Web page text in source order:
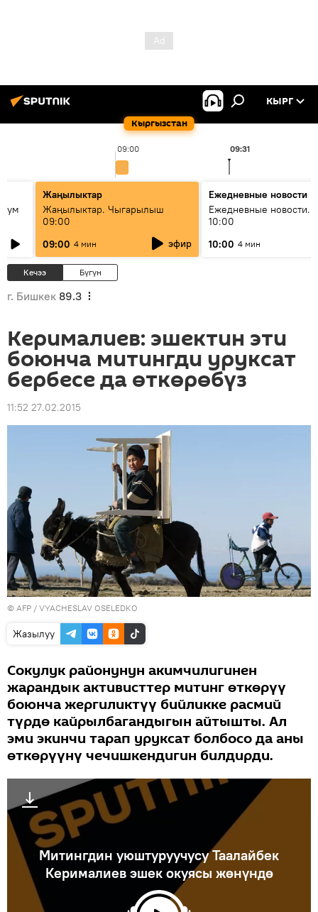
Кыргызстан
КЫРГ
09:00 09:31
Жаңылыктар
Жаңылыктар. Чыгарылыш
09:00
09:00 4 мин эфир
Ежедневные новости
Ежедневные новости.
10:00
10:00 4 мин
Кечээ Бүгүн
г. Бишкек 89.3
Керималиев: эшектин эти
боюнча митингди уруксат
бербесе да өткөрөбүз
11:52 27.02.2015
© AFP / VYACHESLAV OSELEDKO
Жазылуу
Сокулук районунун акимчилигинен
жарандык активисттер митинг өткөрүү
боюнча жергиликтүү бийликке расмий
түрдө кайрылбагандыгын айтышты. Ал
эми экинчи тарап уруксат болбосо да аны
өткөрүүнү чечишкендигин билдирди.
Митингдин уюштуруучусу Таалайбек
Керималиев эшек окуясы жөнүндө